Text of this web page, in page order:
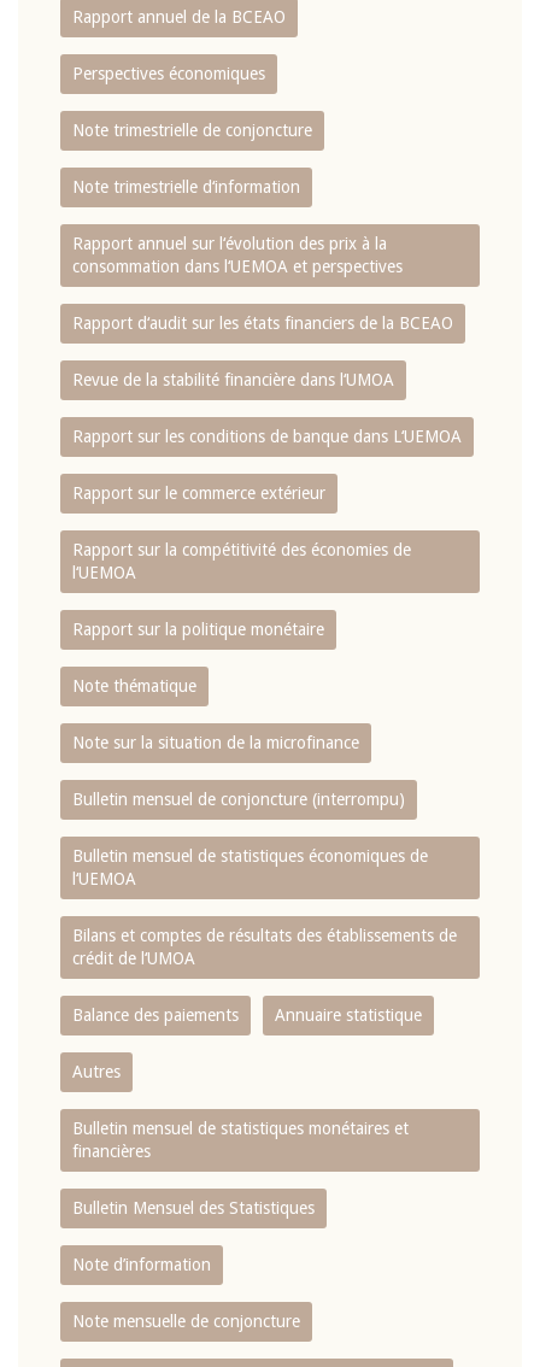
Rapport annuel de la BCEAO
Perspectives économiques
Note trimestrielle de conjoncture
Note trimestrielle d‘information
Rapport annuel sur l‘évolution des prix à la
consommation dans l‘UEMOA et perspectives
Rapport d‘audit sur les états financiers de la BCEAO
Revue de la stabilité financière dans l‘UMOA
Rapport sur les conditions de banque dans L‘UEMOA
Rapport sur le commerce extérieur
Rapport sur la compétitivité des économies de
l‘UEMOA
Rapport sur la politique monétaire
Note thématique
Note sur la situation de la microfinance
Bulletin mensuel de conjoncture (interrompu)
Bulletin mensuel de statistiques économiques de
l‘UEMOA
Bilans et comptes de résultats des établissements de
crédit de l‘UMOA
Balance des paiements Annuaire statistique
Autres
Bulletin mensuel de statistiques monétaires et
financières
Bulletin Mensuel des Statistiques
Note d’information
Note mensuelle de conjoncture